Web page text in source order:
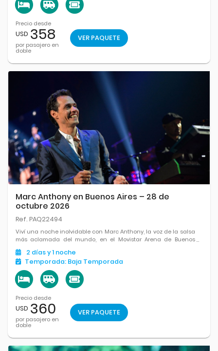
Precio desde
USD 358
por pasajero en
doble
VER PAQUETE
Marc Anthony en Buenos Aires – 28 de
octubre 2026
Ref. PAQ22494
Viví una noche inolvidable con Marc Anthony, la voz de la salsa
más aclamada del mundo, en el Movistar Arena de Buenos
Aires. Un show cargado de emoción, ritmo y grandes éxitos que
marcaron a generaciones enteras.
2 díasy 1 noche
Temporada: Baja Temporada
Precio desde
USD 360
por pasajero en
doble
VER PAQUETE